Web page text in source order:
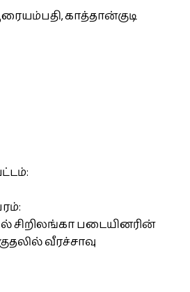
காத்தான்குடி
சிறிலங்கா படையினரின்
வீரச்சாவு